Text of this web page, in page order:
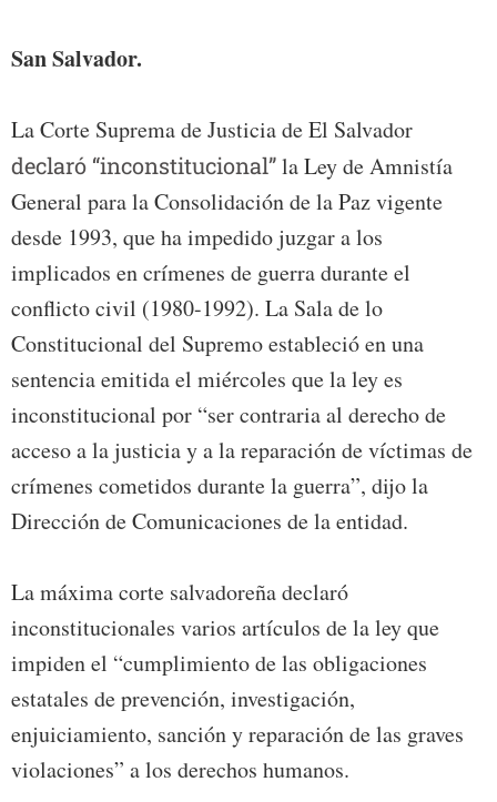
San Salvador.
La Corte Suprema de Justicia de El Salvador
declaró “inconstitucional”la Ley de Amnistía
General para la Consolidación de la Paz vigente
desde 1993, que ha impedido juzgar a los
implicados en crímenes de guerra durante el
conflicto civil (1980-1992). La Sala de lo
Constitucional del Supremo estableció en una
sentencia emitida el miércoles que la ley es
inconstitucional por “ser contraria al derecho de
acceso a la justicia y a la reparación de víctimas de
crímenes cometidos durante la guerra”, dijo la
Dirección de Comunicaciones de la entidad.
La máxima corte salvadoreña declaró
inconstitucionales varios artículos de la ley que
impiden el “cumplimiento de las obligaciones
estatales de prevención, investigación,
enjuiciamiento, sanción y reparación de las graves
violaciones” a los derechos humanos.